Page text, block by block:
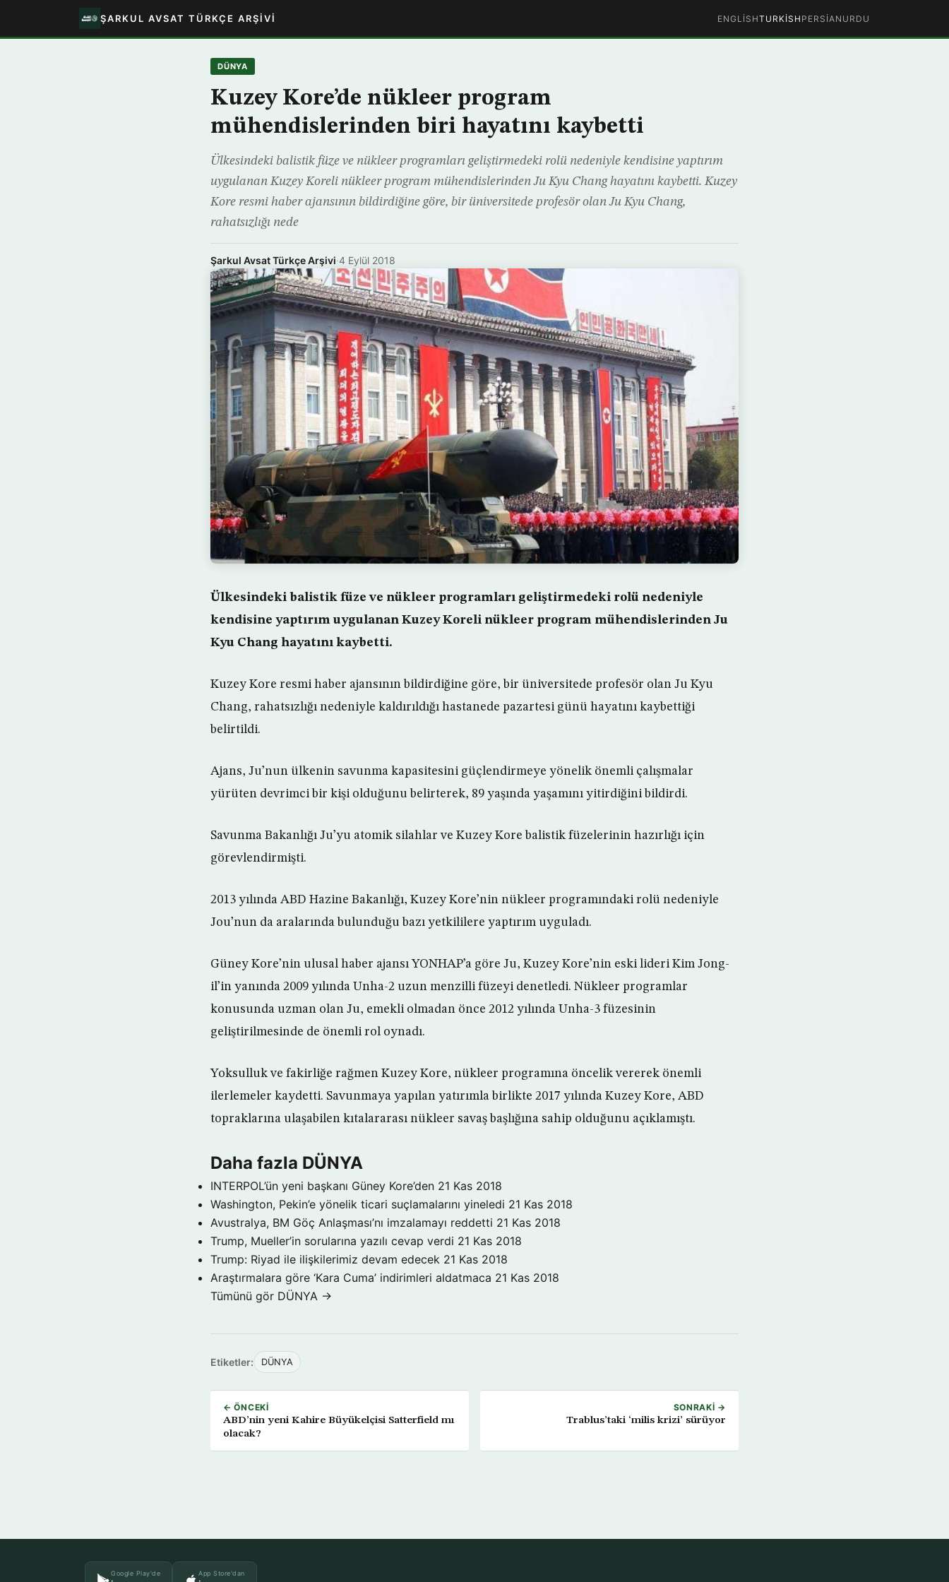
ŞARKUL AVSAT TÜRKÇE ARŞIVI ENGLISHTURKISH PERSIAN URDU
DÜNYA
Kuzey Kore’de nükleer program
mühendislerinden biri hayatını kaybetti
Ülkesindeki balistik füze ve nükleer programları geliştirmedeki rolü nedeniyle kendisine yaptırım
uygulanan Kuzey Koreli nükleer program mühendislerinden Ju Kyu Chang hayatını kaybetti. Kuzey
Kore resmi haber ajansının bildirdiğine göre, bir üniversitede profesör olan Ju Kyu Chang,
rahatsızlığı nede
Şarkul Avsat Türkçe Arşivi·4 Eylül 2018
Ülkesindeki balistik füze ve nükleer programları geliştirmedeki rolü nedeniyle
kendisine yaptırım uygulanan Kuzey Koreli nükleer program mühendislerinden Ju
Kyu Chang hayatını kaybetti.
Kuzey Kore resmi haber ajansının bildirdiğine göre, bir üniversitede profesör olan Ju Kyu
Chang, rahatsızlığı nedeniyle kaldırıldığı hastanede pazartesi günü hayatını kaybettiği
belirtildi.
Ajans, Ju’nun ülkenin savunma kapasitesini güçlendirmeye yönelik önemli çalışmalar
yürüten devrimci bir kişi olduğunu belirterek, 89 yaşında yaşamını yitirdiğini bildirdi.
Savunma Bakanlığı Ju’yu atomik silahlar ve Kuzey Kore balistik füzelerinin hazırlığı için
görevlendirmişti.
2013 yılında ABD Hazine Bakanlığı, Kuzey Kore’nin nükleer programındaki rolü nedeniyle
Jou’nun da aralarında bulunduğu bazı yetkililere yaptırım uyguladı.
Güney Kore’nin ulusal haber ajansı YONHAP’a göre Ju, Kuzey Kore’nin eski lideri Kim Jong-
il’in yanında 2009 yılında Unha-2 uzun menzilli füzeyi denetledi. Nükleer programlar
konusunda uzman olan Ju, emekli olmadan önce 2012 yılında Unha-3 füzesinin
geliştirilmesinde de önemli rol oynadı.
Yoksulluk ve fakirliğe rağmen Kuzey Kore, nükleer programına öncelik vererek önemli
ilerlemeler kaydetti. Savunmaya yapılan yatırımla birlikte 2017 yılında Kuzey Kore, ABD
topraklarına ulaşabilen kıtalararası nükleer savaş başlığına sahip olduğunu açıklamıştı.
Daha fazla DÜNYA
INTERPOL’ün yeni başkanı Güney Kore’den 21 Kas 2018
Washington, Pekin’e yönelik ticari suçlamalarını yineledi 21 Kas 2018
Avustralya, BM Göç Anlaşması’nı imzalamayı reddetti 21 Kas 2018
Trump, Mueller’in sorularına yazılı cevap verdi 21 Kas 2018
Trump: Riyad ile ilişkilerimiz devam edecek 21 Kas 2018
Araştırmalara göre ‘Kara Cuma’ indirimleri aldatmaca 21 Kas 2018
Tümünü gör DÜNYA →
Etiketler: DÜNYA
← ÖNCEKI
ABD’nin yeni Kahire Büyükelçisi Satterfield mı
olacak?
SONRAKI →
Trablus’taki ‘milis krizi’ sürüyor
Google Play'de App Store'dan